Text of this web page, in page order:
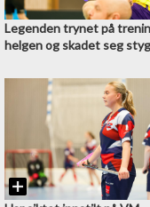
Legenden trynet på
helgen og skadet seg